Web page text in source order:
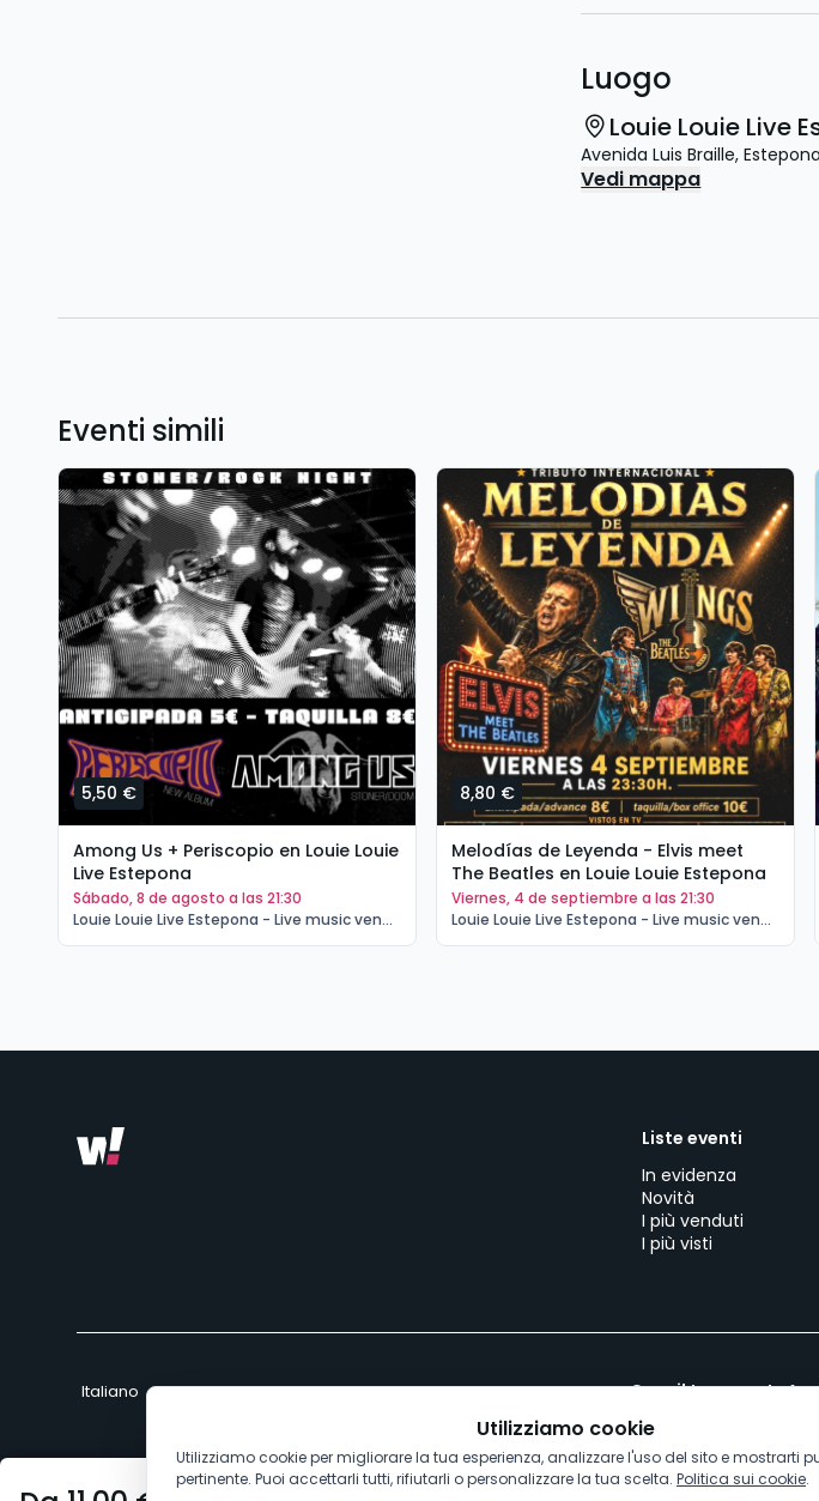
Luogo
Louie Louie Live
Avenida Luis Braille,
Vedi mappa
Eventi simili
5,50 €
Among Us + Periscopio en Louie Louie
Live Estepona
sábado, 8 de agosto a las 21:30
Louie Louie Live Estepona - Live music venue Estepona | Estepona
8,80 €
Melodías de Leyenda - Elvis meet
The Beatles en Louie Louie Estepona
viernes, 4 de septiembre a las 21:30
Louie Louie Live Estepona - Live music venue Estepona | Estepona
Liste eventi
In evidenza
Novità
I più venduti
I più visti
Crea il tuo evento
Utilizziamo cookie
Utilizziamo cookie per migliorare la tua esperienza, analizzare l'uso del sito e mostrarti
pertinente. Puoi accettarli tutti, rifiutarli o personalizzare la tua scelta. Politica sui cookie.